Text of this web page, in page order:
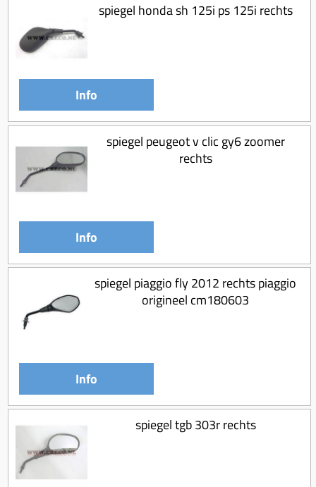
spiegel honda sh 125i ps 125i rechts
Info
spiegel peugeot v clic gy6 zoomer
rechts
Info
spiegel piaggio fly 2012 rechts piaggio
origineel cm180603
Info
spiegel tgb 303r rechts